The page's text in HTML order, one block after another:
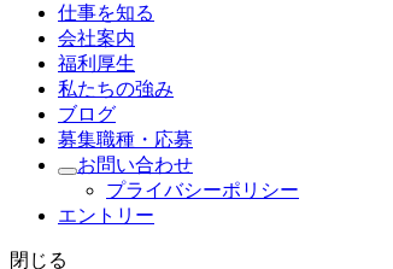
仕事を知る
会社案内
福利厚生
私たちの強み
ブログ
募集職種・応募
お問い合わせ
プライバシーポリシー
エントリー
閉じる